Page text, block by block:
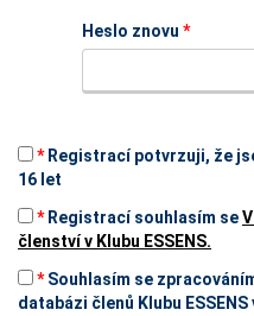
Heslo znovu *
*Registrací potvrzuji, že
16 let
*Registrací souhlasím se
členství v Klubu ESSENS.
*Souhlasím se
databázi členů Klubu